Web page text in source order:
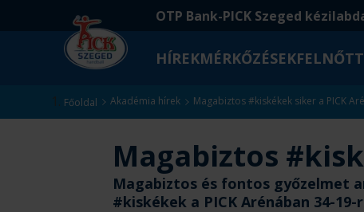
OTP Bank-PICK Szeged
HÍREKMÉRKŐZÉSEK
Főoldal Akadémia hírek Magabiztos #kiskékek siker a PICK
Magabiztos
Magabiztos és fontos győzelmet
#kiskékek a PICK Arénában 34-